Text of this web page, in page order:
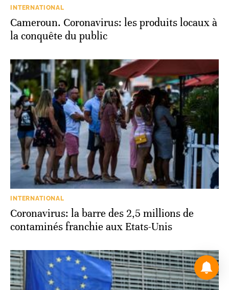
INTERNATIONAL
Cameroun. Coronavirus: les produits locaux à
la conquête du public
INTERNATIONAL
Coronavirus: la barre des 2,5 millions de
contaminés franchie aux Etats-Unis